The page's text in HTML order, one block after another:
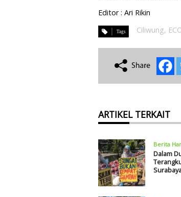
Editor : Ari Rikin
Ciliwung,
ARTIKEL TERKAIT
Berita
Dalam